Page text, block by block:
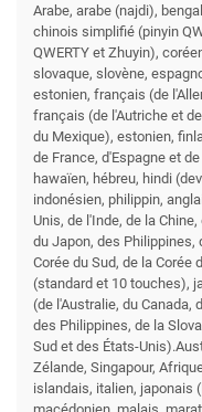
Arabe, arabe (najdi),
chinois simplifié (pinyin
QWERTY et Zhuyin),
slovaque, slovène,
estonien, français (de
français (de l'Autriche et
du Mexique), estonien,
de France, d'Espagne et
hawaïen, hébreu, hindi
indonésien, philippin,
Unis, de l'Inde, de la
du Japon, des Philippines,
Corée du Sud, de la Corée
(standard et 10 touches),
(de l'Australie, du Canada,
des Philippines, de la
Sud et des États-
Zélande, Singapour,
islandais, italien, japonais